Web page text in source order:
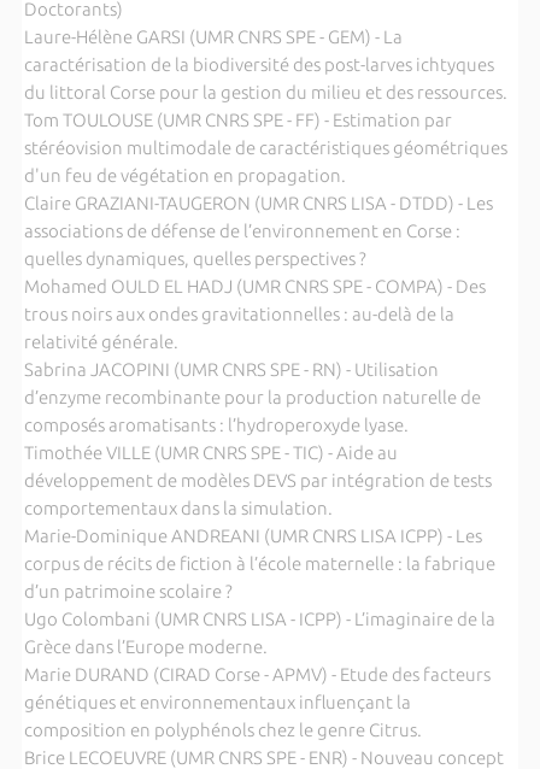
Doctorants)
Laure-Hélène GARSI (UMR CNRS SPE - GEM) - La
caractérisation de la biodiversité des post-larves ichtyques
du littoral Corse pour la gestion du milieu et des ressources.
Tom TOULOUSE (UMR CNRS SPE - FF) - Estimation par
stéréovision multimodale de caractéristiques géométriques
d'un feu de végétation en propagation.
Claire GRAZIANI-TAUGERON (UMR CNRS LISA - DTDD) - Les
associations de défense de l’environnement en Corse :
quelles dynamiques, quelles perspectives ?
Mohamed OULD EL HADJ (UMR CNRS SPE - COMPA) - Des
trous noirs aux ondes gravitationnelles : au-delà de la
relativité générale.
Sabrina JACOPINI (UMR CNRS SPE - RN) - Utilisation
d’enzyme recombinante pour la production naturelle de
composés aromatisants : l’hydroperoxyde lyase.
Timothée VILLE (UMR CNRS SPE - TIC) - Aide au
développement de modèles DEVS par intégration de tests
comportementaux dans la simulation.
Marie-Dominique ANDREANI (UMR CNRS LISA ICPP) - Les
corpus de récits de fiction à l’école maternelle : la fabrique
d’un patrimoine scolaire ?
Ugo Colombani (UMR CNRS LISA - ICPP) - L’imaginaire de la
Grèce dans l’Europe moderne.
Marie DURAND (CIRAD Corse - APMV) - Etude des facteurs
génétiques et environnementaux influençant la
composition en polyphénols chez le genre Citrus.
Brice LECOEUVRE (UMR CNRS SPE - ENR) - Nouveau concept